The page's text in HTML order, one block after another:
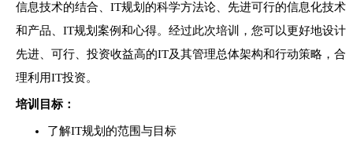
信息技术的结合、IT规划的科学方法论、先进可行的信息化技术
和产品、IT规划案例和心得。经过此次培训，您可以更好地设计
先进、可行、投资收益高的IT及其管理总体架构和行动策略，合
理利用IT投资。
培训目标：
了解IT规划的范围与目标